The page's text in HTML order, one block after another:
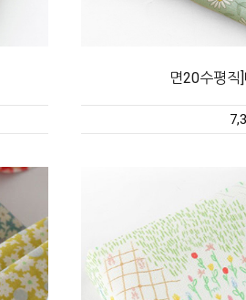
면20수평